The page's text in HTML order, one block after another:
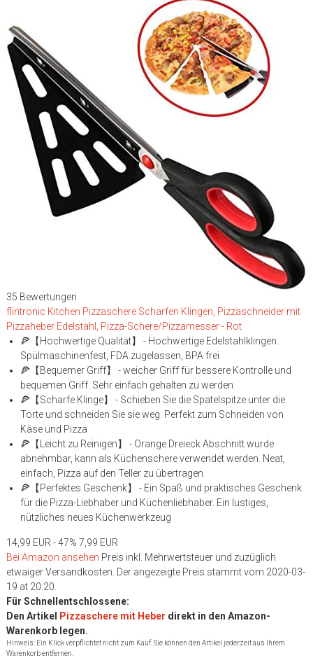
35 Bewertungen
flintronic Kitchen Pizzaschere Scharfen Klingen, Pizzaschneider mit
Pizzaheber Edelstahl, Pizza-Schere/Pizzamesser - Rot
🍕【Hochwertige Qualität】 - Hochwertige Edelstahlklingen.
Spülmaschinenfest, FDA zugelassen, BPA frei
🍕【Bequemer Griff】 - weicher Griff für bessere Kontrolle und
bequemen Griff. Sehr einfach gehalten zu werden
🍕【Scharfe Klinge】 - Schieben Sie die Spatelspitze unter die
Torte und schneiden Sie sie weg. Perfekt zum Schneiden von
Käse und Pizza
🍕【Leicht zu Reinigen】 - Orange Dreieck Abschnitt wurde
abnehmbar, kann als Küchenschere verwendet werden. Neat,
einfach, Pizza auf den Teller zu übertragen
🍕【Perfektes Geschenk】 - Ein Spaß und praktisches Geschenk
für die Pizza-Liebhaber und Küchenliebhaber. Ein lustiges,
nützliches neues Küchenwerkzeug
14,99 EUR - 47% 7,99 EUR
Bei Amazon ansehen Preis inkl. Mehrwertsteuer und zuzüglich
etwaiger Versandkosten. Der angezeigte Preis stammt vom 2020-03-
19 at 20:20.
Für Schnellentschlossene:
Den Artikel
Pizzaschere mit Heber direkt in den Amazon-
Warenkorb legen.
Hinweis: Ein Klick verpflichtet nicht zum Kauf. Sie können den Artikel jederzeit aus Ihrem
Warenkorb entfernen.